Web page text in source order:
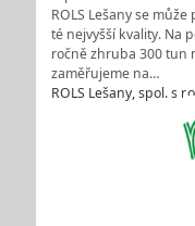
ROLS Lešany se
té nejvyšší kvality. Na
ročně zhruba 300 tun
zaměřujeme na…
ROLS Lešany, spol. s